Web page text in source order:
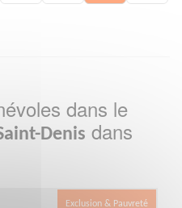
dans le
Denis dans
Exclusion & Pauvreté